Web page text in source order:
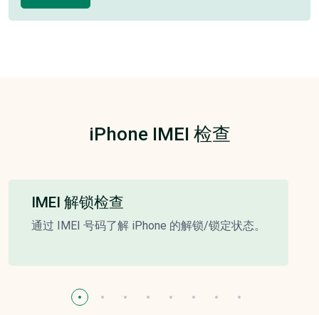
iPhone IMEI 检查
IMEI 解锁检查
通过 IMEI 号码了解 iPhone 的解锁/锁定状态。